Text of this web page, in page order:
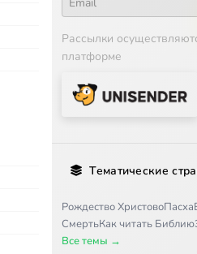
Рассылки
платформе
Тематические
Рождество ХристовоПасха
СмертьКак читать Библию
Все темы →